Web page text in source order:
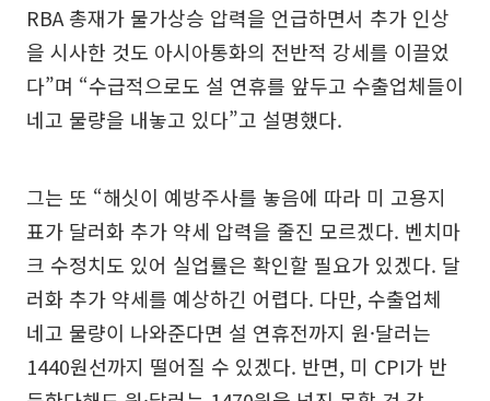
RBA 총재가 물가상승 압력을 언급하면서 추가 인상
을 시사한 것도 아시아통화의 전반적 강세를 이끌었
다”며 “수급적으로도 설 연휴를 앞두고 수출업체들이
네고 물량을 내놓고 있다”고 설명했다.
그는 또 “해싯이 예방주사를 놓음에 따라 미 고용지
표가 달러화 추가 약세 압력을 줄진 모르겠다. 벤치마
크 수정치도 있어 실업률은 확인할 필요가 있겠다. 달
러화 추가 약세를 예상하긴 어렵다. 다만, 수출업체
네고 물량이 나와준다면 설 연휴전까지 원·달러는
1440원선까지 떨어질 수 있겠다. 반면, 미 CPI가 반